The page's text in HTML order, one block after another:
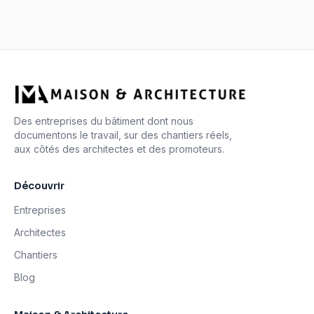
Des entreprises du bâtiment dont nous
documentons le travail, sur des chantiers réels,
aux côtés des architectes et des promoteurs.
Découvrir
Entreprises
Architectes
Chantiers
Blog